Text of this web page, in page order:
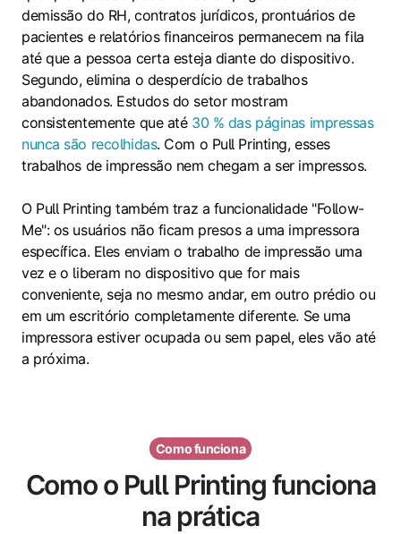
demissão do RH, contratos jurídicos, prontuários de
pacientes e relatórios financeiros permanecem na fila
até que a pessoa certa esteja diante do dispositivo.
Segundo, elimina o desperdício de trabalhos
abandonados. Estudos do setor mostram
consistentemente que até 30 % das páginas impressas
nunca são recolhidas. Com o Pull Printing, esses
trabalhos de impressão nem chegam a ser impressos.
O Pull Printing também traz a funcionalidade "Follow-
Me": os usuários não ficam presos a uma impressora
específica. Eles enviam o trabalho de impressão uma
vez e o liberam no dispositivo que for mais
conveniente, seja no mesmo andar, em outro prédio ou
em um escritório completamente diferente. Se uma
impressora estiver ocupada ou sem papel, eles vão até
a próxima.
Como funciona
Como o Pull Printing funciona
na prática